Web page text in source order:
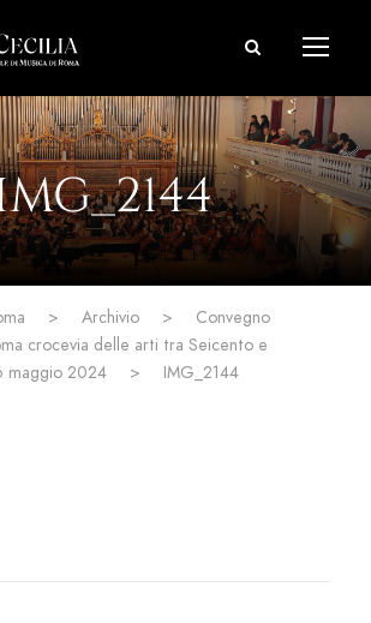
> Archivio >
Convegno
crocevia delle arti tra Seicento e
maggio 2024
> IMG_2144